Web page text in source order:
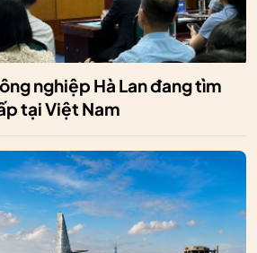
nghiệp Hà Lan đang tìm
tại Việt Nam